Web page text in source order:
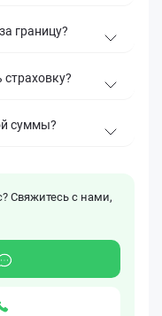
границу?
суммы?
Свяжитесь с нами,